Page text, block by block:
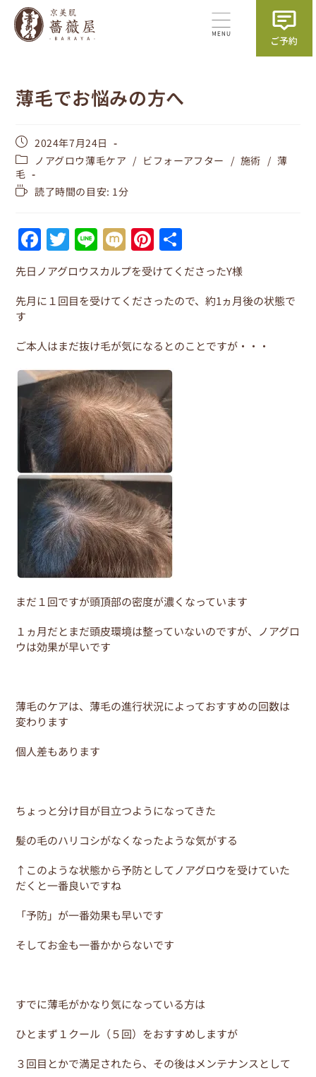
薄毛でお悩みの方へ
2024年7月24日
ノアグロウ薄毛ケア / ビフォーアフター / 施術 / 薄
毛
読了時間の目安: 1分
F
a
c
e
o
o
k
T
w
itt
er
Li
n
e
M
ix
i
Pi
nt
er
e
有
先日ノアグロウスカルプを受けてくださったY様
先月に１回目を受けてくださったので、約1ヵ月後の状態で
す
ご本人はまだ抜け毛が気になるとのことですが・・・
まだ１回ですが頭頂部の密度が濃くなっています
１ヵ月だとまだ頭皮環境は整っていないのですが、ノアグロ
ウは効果が早いです
薄毛のケアは、薄毛の進行状況によっておすすめの回数は
変わります
個人差もあります
ちょっと分け目が目立つようになってきた
髪の毛のハリコシがなくなったような気がする
↑このような状態から予防としてノアグロウを受けていた
だくと一番良いですね
「予防」が一番効果も早いです
そしてお金も一番かからないです
すでに薄毛がかなり気になっている方は
ひとまず１クール（５回）をおすすめしますが
３回目とかで満足されたら、その後はメンテナンスとして